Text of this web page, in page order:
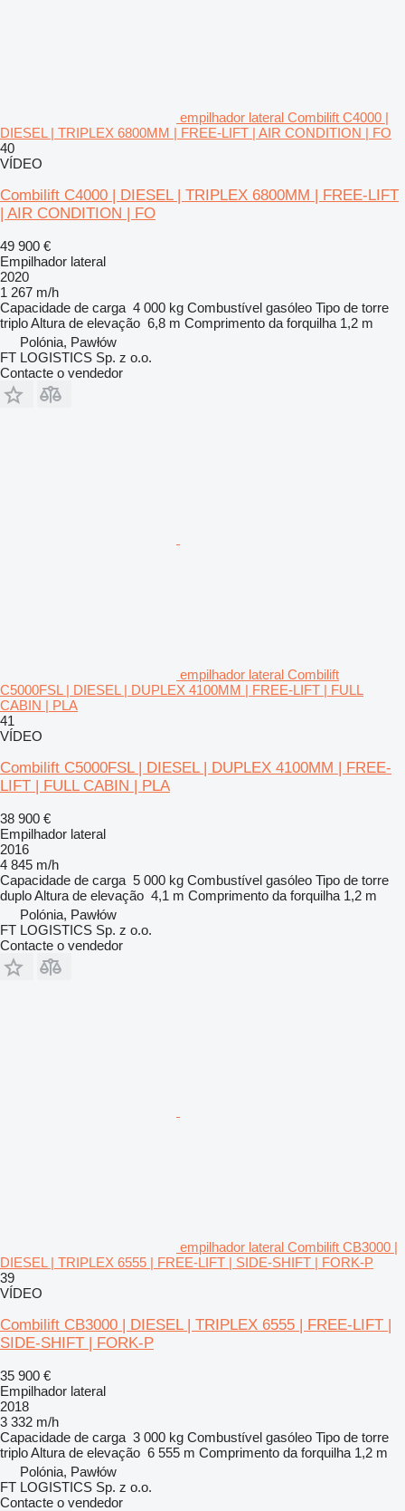
empilhador lateral Combilift C4000 |
DIESEL | TRIPLEX 6800MM | FREE-LIFT | AIR CONDITION | FO
40
VÍDEO
Combilift C4000 | DIESEL | TRIPLEX 6800MM | FREE-LIFT
| AIR CONDITION | FO
49 900 €
Empilhador lateral
2020
1 267 m/h
Capacidade de carga 4 000 kg Combustível gasóleo Tipo de torre
triploAltura de elevação 6,8 m Comprimento da forquilha 1,2 m
Polónia, Pawłów
FT LOGISTICS Sp. z o.o.
Contacte o vendedor
empilhador lateral Combilift
C5000FSL | DIESEL | DUPLEX 4100MM | FREE-LIFT | FULL
CABIN | PLA
41
VÍDEO
Combilift C5000FSL | DIESEL | DUPLEX 4100MM | FREE-
LIFT | FULL CABIN | PLA
38 900 €
Empilhador lateral
2016
4 845 m/h
Capacidade de carga 5 000 kg Combustível gasóleo Tipo de torre
duploAltura de elevação 4,1 m Comprimento da forquilha 1,2 m
Polónia, Pawłów
FT LOGISTICS Sp. z o.o.
Contacte o vendedor
empilhador lateral Combilift CB3000 |
DIESEL | TRIPLEX 6555 | FREE-LIFT | SIDE-SHIFT | FORK-P
39
VÍDEO
Combilift CB3000 | DIESEL | TRIPLEX 6555 | FREE-LIFT |
SIDE-SHIFT | FORK-P
35 900 €
Empilhador lateral
2018
3 332 m/h
Capacidade de carga 3 000 kg Combustível gasóleo Tipo de torre
triploAltura de elevação 6 555 m Comprimento da forquilha 1,2 m
Polónia, Pawłów
FT LOGISTICS Sp. z o.o.
Contacte o vendedor